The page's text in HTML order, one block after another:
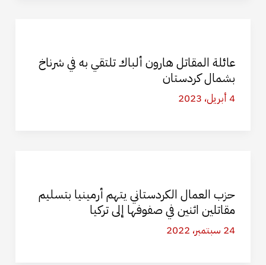
​​​​​​عائلة المقاتل هارون ألباك تلتقي به في شرناخ
بشمال كردستان
4 أبريل، 2023
حزب العمال الكردستاني يتهم أرمينيا بتسليم
مقاتلين اثنين في صفوفها إلى تركيا
24 سبتمبر، 2022